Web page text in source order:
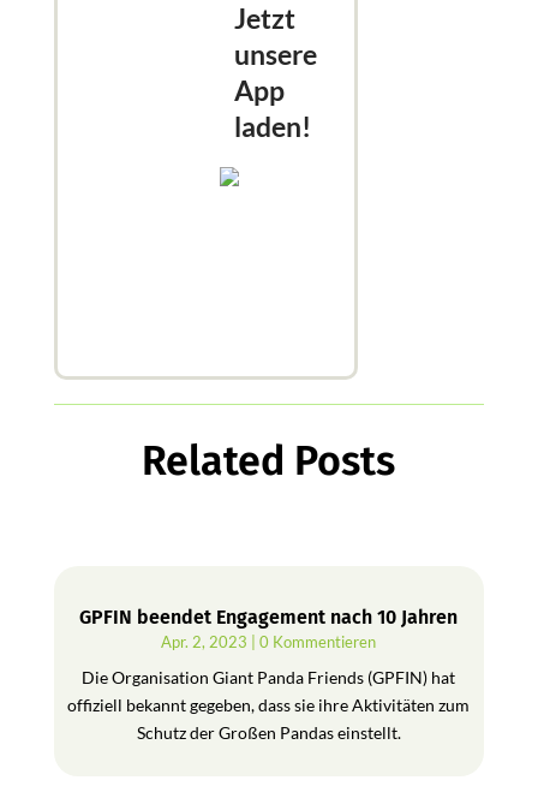
Jetzt
unsere
App
laden!
Related Posts
GPFIN beendet Engagement nach 10 Jahren
Apr. 2, 2023 | 0 Kommentieren
Die Organisation Giant Panda Friends (GPFIN) hat
offiziell bekannt gegeben, dass sie ihre Aktivitäten zum
Schutz der Großen Pandas einstellt.